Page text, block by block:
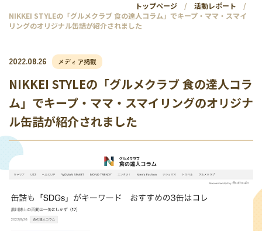
トップページ
活動レポート
NIKKEI STYLEの「グルメクラブ 食の達人コラム」でキープ・ママ・スマイ
リングのオリジナル缶詰が紹介されました
2022.08.26 メディア掲載
NIKKEI STYLEの「グルメクラブ 食の達人コラ
ム」でキープ・ママ・スマイリングのオリジナ
ル缶詰が紹介されました